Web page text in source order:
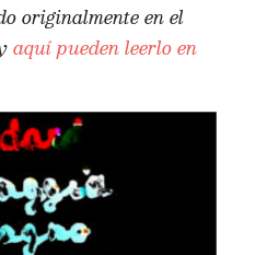
originalmente en el
aquí pueden leerlo en